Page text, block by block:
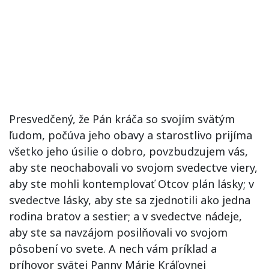
Presvedčený, že Pán kráča so svojím svätým
ľudom, počúva jeho obavy a starostlivo prijíma
všetko jeho úsilie o dobro, povzbudzujem vás,
aby ste neochabovali vo svojom svedectve viery,
aby ste mohli kontemplovať Otcov plán lásky; v
svedectve lásky, aby ste sa zjednotili ako jedna
rodina bratov a sestier; a v svedectve nádeje,
aby ste sa navzájom posilňovali vo svojom
pôsobení vo svete. A nech vám príklad a
príhovor svätej Panny Márie Kráľovnej